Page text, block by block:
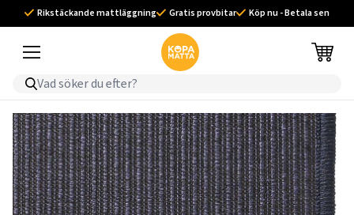
Rikstäckande mattläggning Gratis provbitar Köp nu - Betala sen